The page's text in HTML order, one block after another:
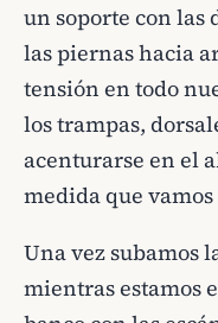
un soporte con las
las piernas hacia
tensión en todo
los trampas,
acenturarse en el
medida que
Una vez subamos
mientras estamos